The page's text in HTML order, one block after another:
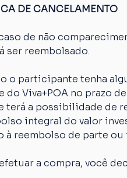
DE CANCELAMENTO
caso de não
ser reembolsado.
o participante tenha
do Viva+POA no prazo
terá a possibilidade de
integral do valor
à reembolso de parte
a compra, você